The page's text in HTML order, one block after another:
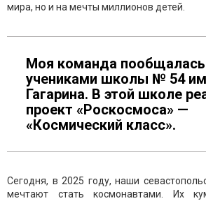
мира, но и на мечты миллионов детей.
Моя команда
учениками школы № 54
Гагарина. В этой школе
проект «Роскосмоса» —
«Космический класс».
Сегодня, в 2025 году, наши
мечтают стать космонавтами. Их